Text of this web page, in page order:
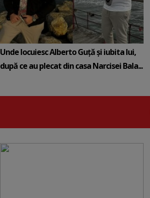
Unde locuiesc Alberto Guță și iubita lui,
după ce au plecat din casa Narcisei Bala...